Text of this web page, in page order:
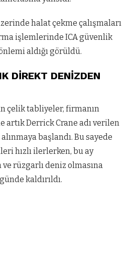
halat çekme çalışmaları
işlemlerinde ICA güvenlik
aldığı görüldü.
DİREKT DENİZDEN
çelik tabliyeler, firmanın
Derrick Crane adı verilen
başlandı. Bu sayede
hızlı ilerlerken, bu ay
rüzgarlı deniz olmasına
kaldırıldı.